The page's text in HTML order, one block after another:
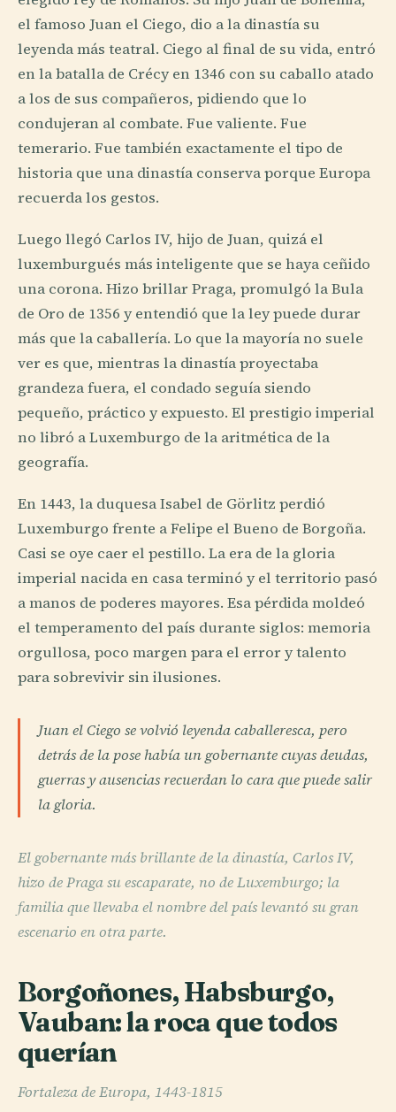
el famoso Juan el Ciego, dio a la dinastía su
leyenda más teatral. Ciego al final de su vida, entró
en la batalla de Crécy en 1346 con su caballo atado
a los de sus compañeros, pidiendo que lo
condujeran al combate. Fue valiente. Fue
temerario. Fue también exactamente el tipo de
historia que una dinastía conserva porque Europa
recuerda los gestos.
Luego llegó Carlos IV, hijo de Juan, quizá el
luxemburgués más inteligente que se haya ceñido
una corona. Hizo brillar Praga, promulgó la Bula
de Oro de 1356 y entendió que la ley puede durar
más que la caballería. Lo que la mayoría no suele
ver es que, mientras la dinastía proyectaba
grandeza fuera, el condado seguía siendo
pequeño, práctico y expuesto. El prestigio imperial
no libró a Luxemburgo de la aritmética de la
geografía.
En 1443, la duquesa Isabel de Görlitz perdió
Luxemburgo frente a Felipe el Bueno de Borgoña.
Casi se oye caer el pestillo. La era de la gloria
imperial nacida en casa terminó y el territorio pasó
a manos de poderes mayores. Esa pérdida moldeó
el temperamento del país durante siglos: memoria
orgullosa, poco margen para el error y talento
para sobrevivir sin ilusiones.
Juan el Ciego se volvió leyenda caballeresca, pero
detrás de la pose había un gobernante cuyas deudas,
guerras y ausencias recuerdan lo cara que puede salir
la gloria.
El gobernante más brillante de la dinastía, Carlos IV,
hizo de Praga su escaparate, no de Luxemburgo; la
familia que llevaba el nombre del país levantó su gran
escenario en otra parte.
Borgoñones, Habsburgo,
Vauban: la roca que todos
querían
Fortaleza de Europa, 1443-1815